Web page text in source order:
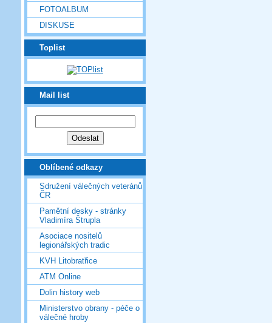
FOTOALBUM
DISKUSE
Toplist
Mail list
Oblíbené odkazy
Sdružení válečných veteránů
ČR
Pamětní desky - stránky
Vladimíra Štrupla
Asociace nositelů
legionářských tradic
KVH Litobratřice
ATM Online
Dolin history web
Ministerstvo obrany - péče o
válečné hroby